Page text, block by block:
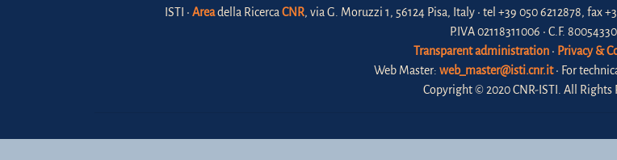
ISTI • Areadella Ricerca CNR, via G. Moruzzi 1, 56124 Pisa, Italy • tel +39 050 6212878, fax
P.IVA 02118311006 • C.F.
Transparent administration • Privacy &
Web Master: web_master@isti.cnr.it• For
Copyright © 2020 CNR-ISTI. All Rights